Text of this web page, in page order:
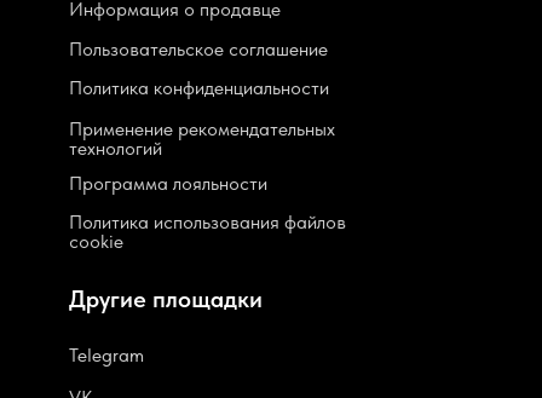
Пользовательское соглашение
Политика конфиденциальности
Программа лояльности
Политика использования файлов
cookie
Применение рекомендательных
технологий
Информация о продавце
Telegram
Другие площадки